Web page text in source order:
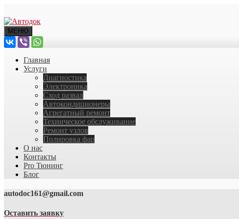
МЕНЮ
Главная
Услуги
Диагностика
Электроника
Сход развал
Автокондиционеры
Агрегатный ремонт
Техническое обслуживание
Ремонт узлов
Полировка фар
О нас
Контакты
Pro Тюнинг
Блог
autodoc161@gmail.com
Оставить заявку